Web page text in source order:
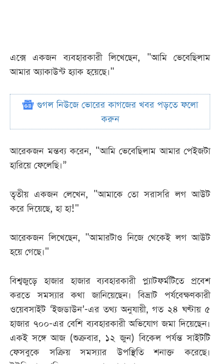
এক্সে একজন ব্যবহারকারী লিখেছেন, "আমি ভেবেছিলাম
আমার অ্যাকাউন্ট হ্যাক হয়েছে।"
গুগল নিউজে ভোরের কাগজের খবর পড়তে ফলো
করুন
আরেকজন মন্তব্য করেন, "আমি ভেবেছিলাম আমার পেইজটা
হারিয়ে ফেলেছি।”
তৃতীয় একজন লেখেন, "আমাকে তো সরাসরি লগ আউট
করে দিয়েছে, হা হা!"
আরেকজন লিখেছেন, "আমারটাও নিজে থেকেই লগ আউট
হয়ে গেছে।"
বিশ্বজুড়ে হাজার হাজার ব্যবহারকারী প্ল্যাটফর্মটিতে প্রবেশ
করতে সমস্যার কথা জানিয়েছেন। বিভ্রাট পর্যবেক্ষণকারী
ওয়েবসাইট ‘ইজডাউন’-এর তথ্য অনুযায়ী, গত ২৪ ঘণ্টায় ৫
হাজার ৭০০-এর বেশি ব্যবহারকারী অভিযোগ জমা দিয়েছেন।
একই সঙ্গে আজ (শুক্রবার, ১২ জুন) বিকেল পর্যন্ত সাইটটি
ফেসবুকে সক্রিয় সমস্যার উপস্থিতি শনাক্ত করেছে।